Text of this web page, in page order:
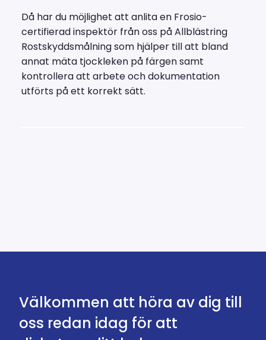
Då har du möjlighet att anlita en Frosio-
certifierad inspektör från oss på Allblästring
Rostskyddsmålning som hjälper till att bland
annat mäta tjockleken på färgen samt
kontrollera att arbete och dokumentation
utförts på ett korrekt sätt.
Välkommen att höra av dig till
oss redan idag för att